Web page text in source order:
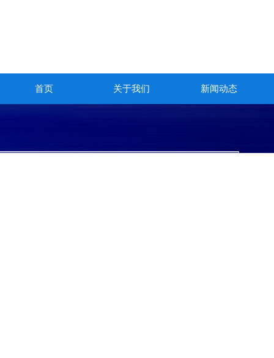
首页 关于我们 新闻动态